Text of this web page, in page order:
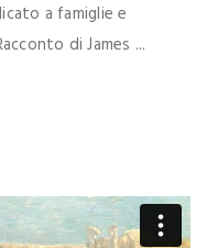
a famiglie e
di James ...